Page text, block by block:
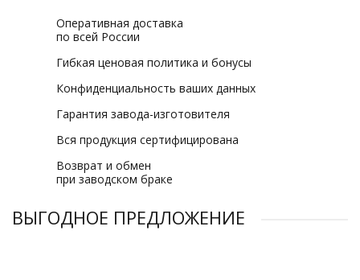
Оперативная доставка
по всей России
Гибкая ценовая политика и бонусы
Конфиденциальность ваших данных
Гарантия завода-изготовителя
Вся продукция сертифицирована
Возврат и обмен
при заводском браке
ВЫГОДНОЕ ПРЕДЛОЖЕНИЕ